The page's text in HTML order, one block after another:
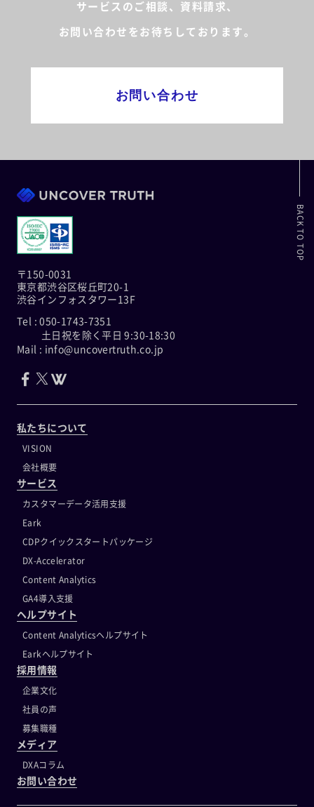
サービスのご相談、資料請求、
お問い合わせをお待ちしております。
お問い合わせ
〒150-0031
東京都渋谷区桜丘町20-1
渋谷インフォスタワー13F
Tel : 050-1743-7351
土日祝を除く平日 9:30-18:30
Mail : info@uncovertruth.co.jp
私たちについて
VISION
会社概要
サービス
カスタマーデータ活用支援
Eark
CDPクイックスタートパッケージ
DX-Accelerator
Content Analytics
GA4導入支援
ヘルプサイト
Content Analyticsヘルプサイト
Earkヘルプサイト
採用情報
企業文化
社員の声
募集職種
メディア
DXAコラム
お問い合わせ
BACK TO TOP